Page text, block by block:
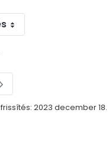
2023 december 18.